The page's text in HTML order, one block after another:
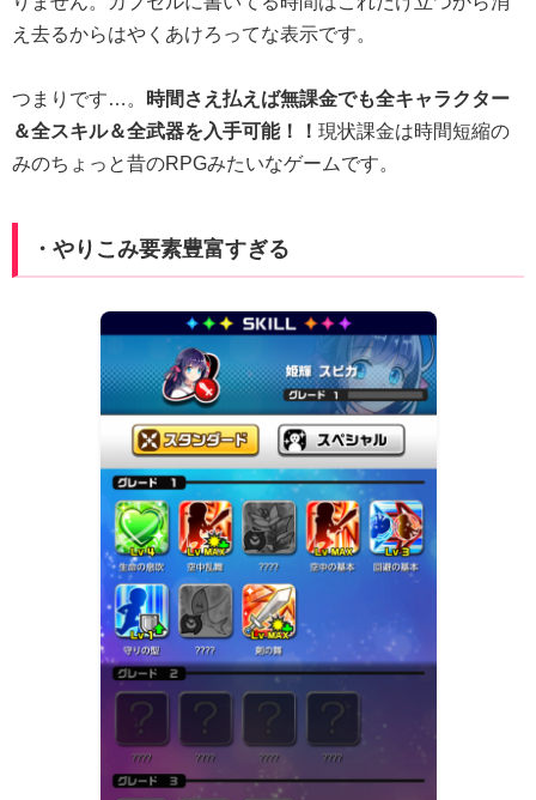
え去るからはやくあけろってな表示です。
つまりです…。 時間さえ払えば無課金でも全キャラクター
＆全スキル＆全武器を入手可能！！ 現状課金は時間短縮の
みのちょっと昔のRPGみたいなゲームです。
・やりこみ要素豊富すぎる